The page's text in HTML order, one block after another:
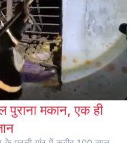
पुराना मकान, एक ही